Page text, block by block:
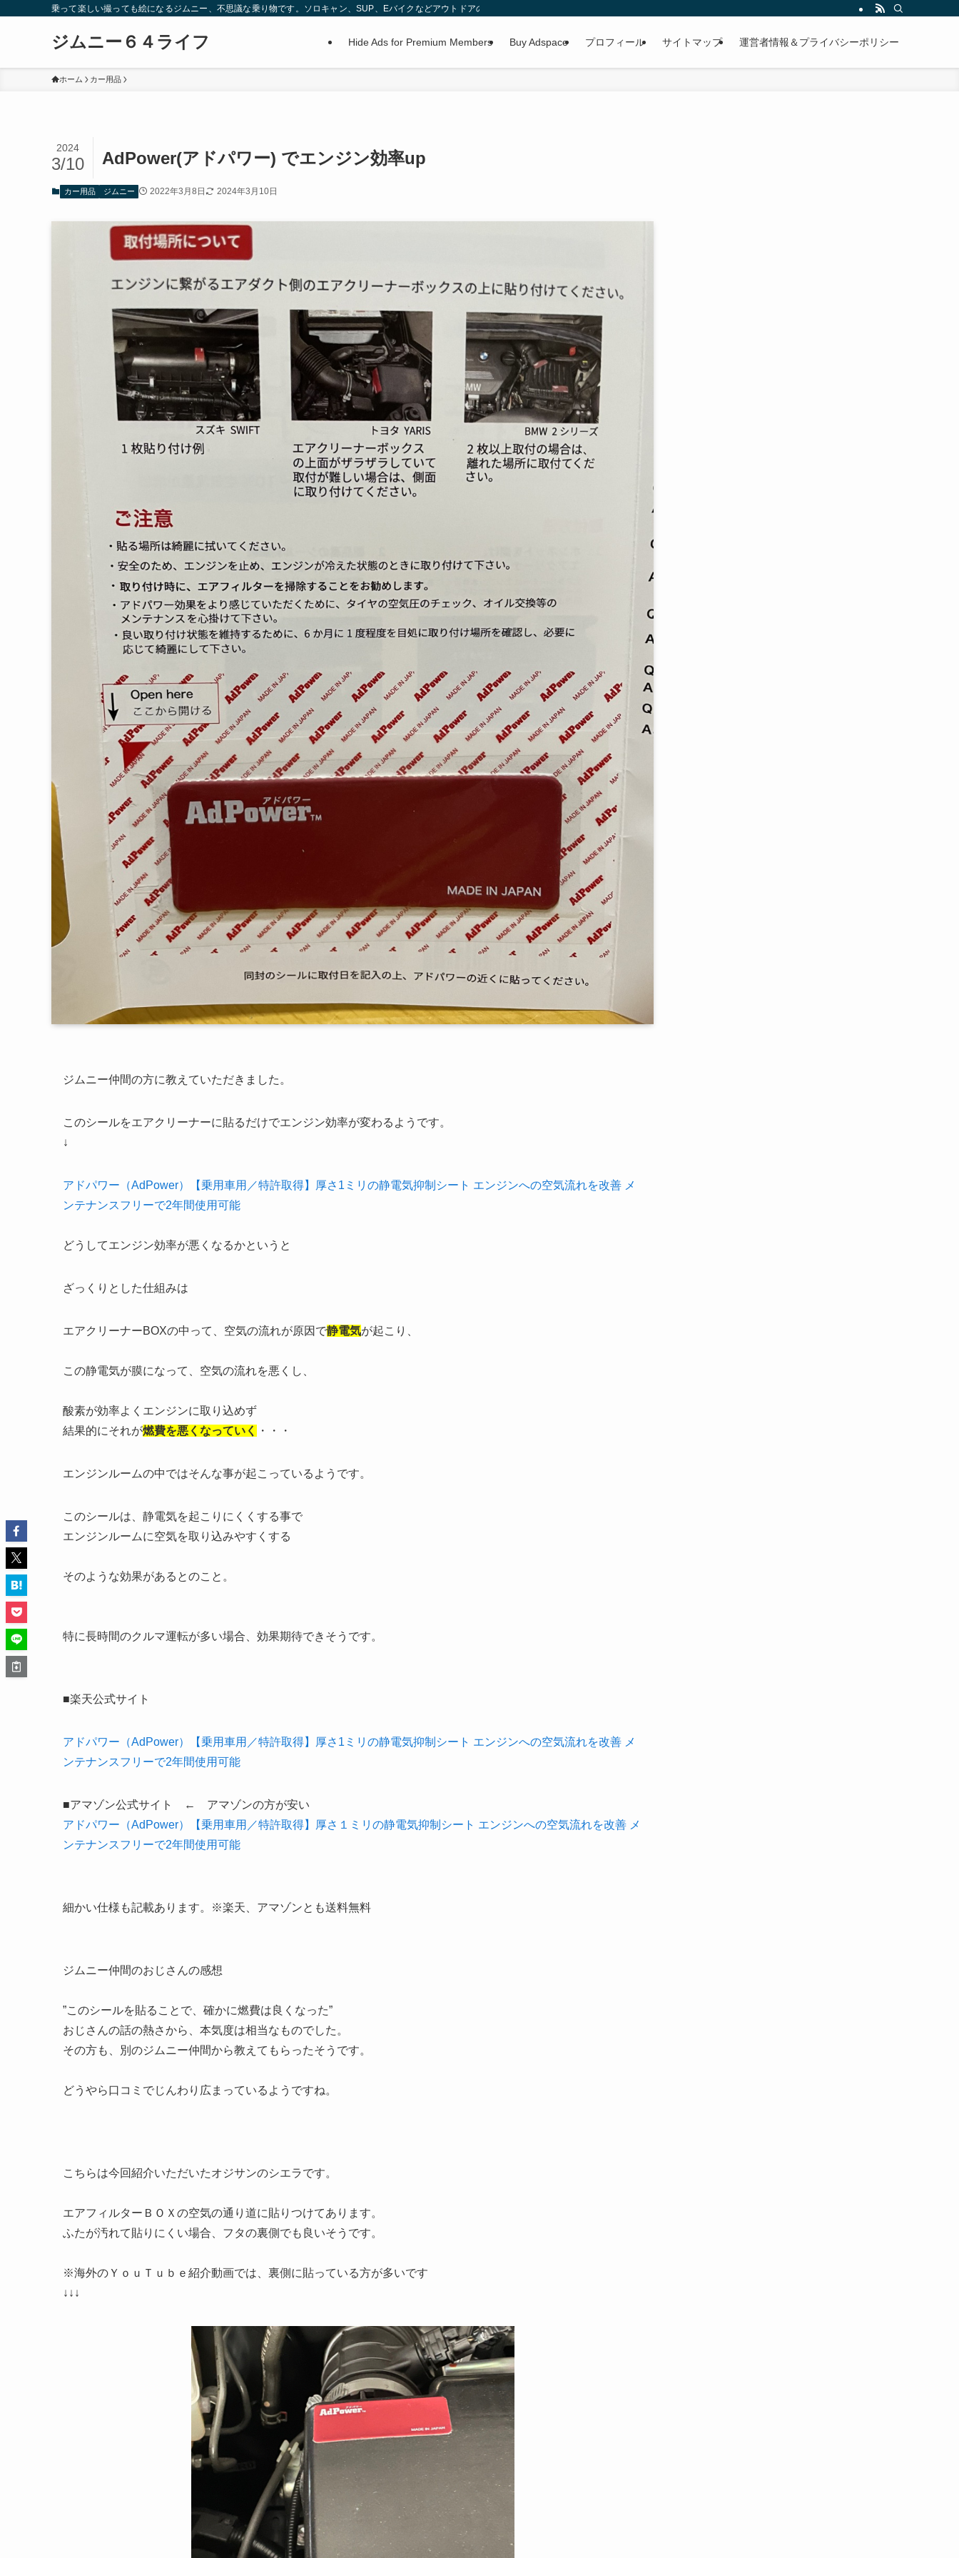
乗って楽しい撮っても絵になるジムニー、不思議な乗り物です。ソロキャン、SUP、Eバイクなどアウトドアの記録も随時アップします。
ジムニー６４ライフ Hide Ads for Premium Members Buy Adspace プロフィール サイトマップ 運営者情報＆プライバシーポリシー
ホーム カー用品
AdPower(アドパワー) でエンジン効率up
2024
3/10
カー用品 ジムニー 2022年3月8日 2024年3月10日
ジムニー仲間の方に教えていただきました。
このシールをエアクリーナーに貼るだけでエンジン効率が変わるようです。
↓
アドパワー（AdPower）【乗用車用／特許取得】厚さ1ミリの静電気抑制シート エンジンへの空気流れを改善 メ
ンテナンスフリーで2年間使用可能
どうしてエンジン効率が悪くなるかというと
ざっくりとした仕組みは
エアクリーナーBOXの中って、空気の流れが原因で静電気が起こり、
この静電気が膜になって、空気の流れを悪くし、
酸素が効率よくエンジンに取り込めず
結果的にそれが燃費を悪くなっていく ・・・
エンジンルームの中ではそんな事が起こっているようです。
このシールは、静電気を起こりにくくする事で
エンジンルームに空気を取り込みやすくする
そのような効果があるとのこと。
特に長時間のクルマ運転が多い場合、効果期待できそうです。
■楽天公式サイト
アドパワー（AdPower）【乗用車用／特許取得】厚さ1ミリの静電気抑制シート エンジンへの空気流れを改善 メ
ンテナンスフリーで2年間使用可能
■アマゾン公式サイト ← アマゾンの方が安い
アドパワー（AdPower）【乗用車用／特許取得】厚さ１ミリの静電気抑制シート エンジンへの空気流れを改善 メ
ンテナンスフリーで2年間使用可能
細かい仕様も記載あります。※楽天、アマゾンとも送料無料
ジムニー仲間のおじさんの感想
”このシールを貼ることで、確かに燃費は良くなった”
おじさんの話の熱さから、本気度は相当なものでした。
その方も、別のジムニー仲間から教えてもらったそうです。
どうやら口コミでじんわり広まっているようですね。
こちらは今回紹介いただいたオジサンのシエラです。
エアフィルターＢＯＸの空気の通り道に貼りつけてあります。
ふたが汚れて貼りにくい場合、フタの裏側でも良いそうです。
※海外のＹｏｕＴｕｂｅ紹介動画では、裏側に貼っている方が多いです
↓↓↓